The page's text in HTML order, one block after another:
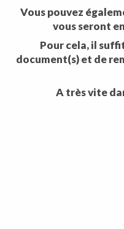
Vous pouvez
vous seront
Pour cela, il
document(s) et de
A très vite